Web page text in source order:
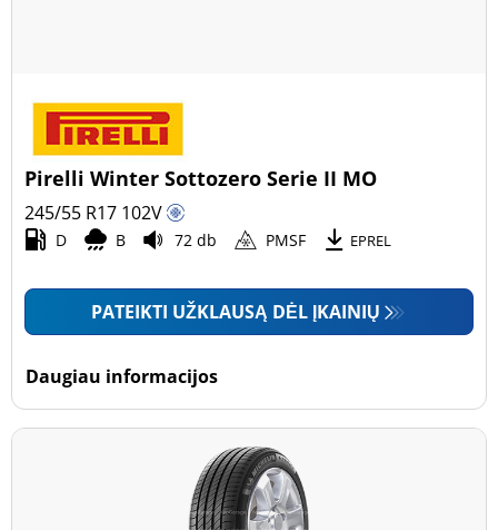
Pirelli Winter Sottozero Serie II MO
245/55 R17 102V
D B 72 db PMSF EPREL
PATEIKTI UŽKLAUSĄ DĖL ĮKAINIŲ
Daugiau informacijos